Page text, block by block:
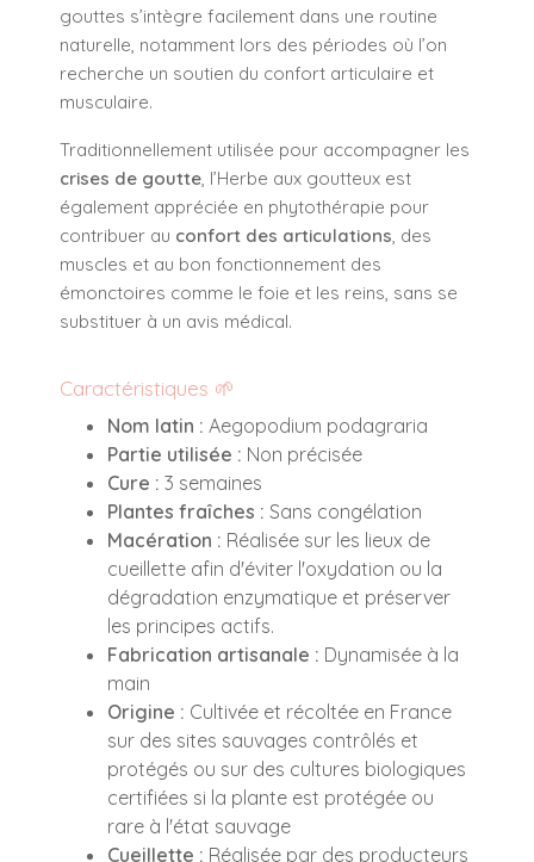
gouttes s’intègre facilement dans une routine
naturelle, notamment lors des périodes où l’on
recherche un soutien du confort articulaire et
musculaire.
Traditionnellement utilisée pour accompagner les
crises de goutte, l’Herbe aux goutteux est
également appréciée en phytothérapie pour
contribuer au confort des articulations, des
muscles et au bon fonctionnement des
émonctoires comme le foie et les reins, sans se
substituer à un avis médical.
Caractéristiques 🌱
Nom latin : Aegopodium podagraria
Partie utilisée : Non précisée
Cure : 3 semaines
Plantes fraîches : Sans congélation
Macération : Réalisée sur les lieux de
cueillette afin d'éviter l'oxydation ou la
dégradation enzymatique et préserver
les principes actifs.
Fabrication artisanale : Dynamisée à la
main
Origine : Cultivée et récoltée en France
sur des sites sauvages contrôlés et
protégés ou sur des cultures biologiques
certifiées si la plante est protégée ou
rare à l'état sauvage
Cueillette : Réalisée par des producteurs